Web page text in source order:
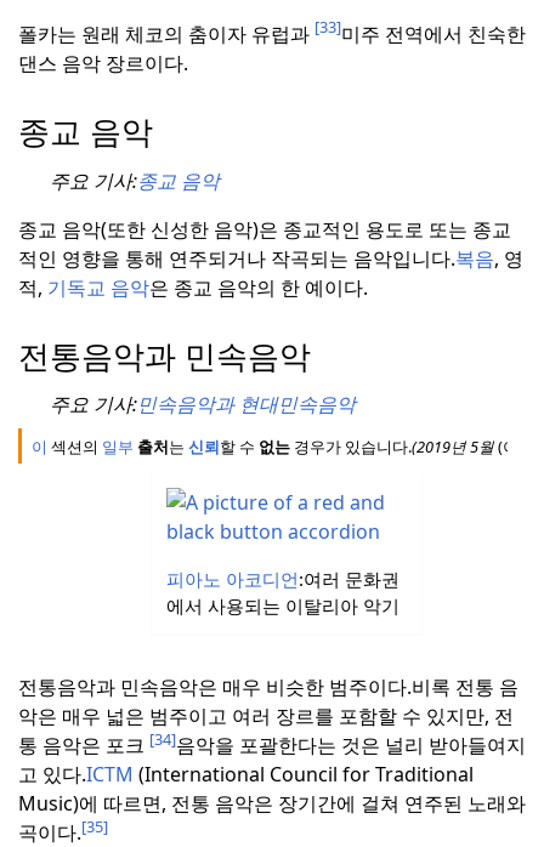
폴카는 원래 체코의 춤이자 유럽과 [33]미주 전역에서 친숙한
댄스 음악 장르이다.
종교 음악
주요 기사:종교 음악
종교 음악(또한 신성한 음악)은 종교적인 용도로 또는 종교
적인 영향을 통해 연주되거나 작곡되는 음악입니다.복음, 영
적, 기독교 음악은 종교 음악의 한 예이다.
전통음악과 민속음악
주요 기사:민속음악과 현대민속음악
이 섹션의 일부 출처는신뢰할 수 없는 경우가 있습니다.(2019년5월(이
피아노 아코디언:여러 문화권
에서 사용되는 이탈리아 악기
전통음악과 민속음악은 매우 비슷한 범주이다.비록 전통 음
악은 매우 넓은 범주이고 여러 장르를 포함할 수 있지만, 전
통 음악은 포크 [34]음악을 포괄한다는 것은 널리 받아들여지
고 있다.ICTM (International Council for Traditional
Music)에 따르면, 전통 음악은 장기간에 걸쳐 연주된 노래와
곡이다.[35]